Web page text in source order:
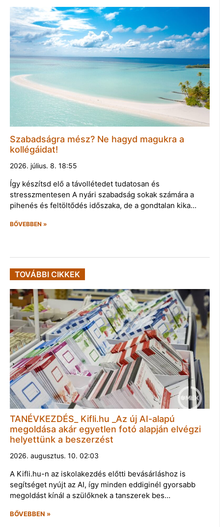
Szabadságra mész? Ne hagyd magukra a
kollégáidat!
2026. július. 8. 18:55
Így készítsd elő a távollétedet tudatosan és
stresszmentesen A nyári szabadság sokak számára a
pihenés és feltöltődés időszaka, de a gondtalan kika…
BŐVEBBEN »
TOVÁBBI CIKKEK
TANÉVKEZDÉS_ Kifli.hu _Az új AI-alapú
megoldása akár egyetlen fotó alapján elvégzi
helyettünk a beszerzést
2026. augusztus. 10. 02:03
A Kifli.hu-n az iskolakezdés előtti bevásárláshoz is
segítséget nyújt az AI, így minden eddiginél gyorsabb
megoldást kínál a szülőknek a tanszerek bes…
BŐVEBBEN »